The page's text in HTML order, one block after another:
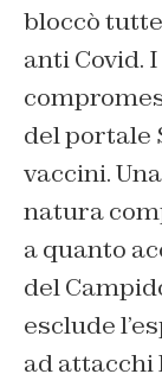
bloccò
anti Covid.
del portale
vaccini.
natura
a quanto
del
esclude
ad attacchi